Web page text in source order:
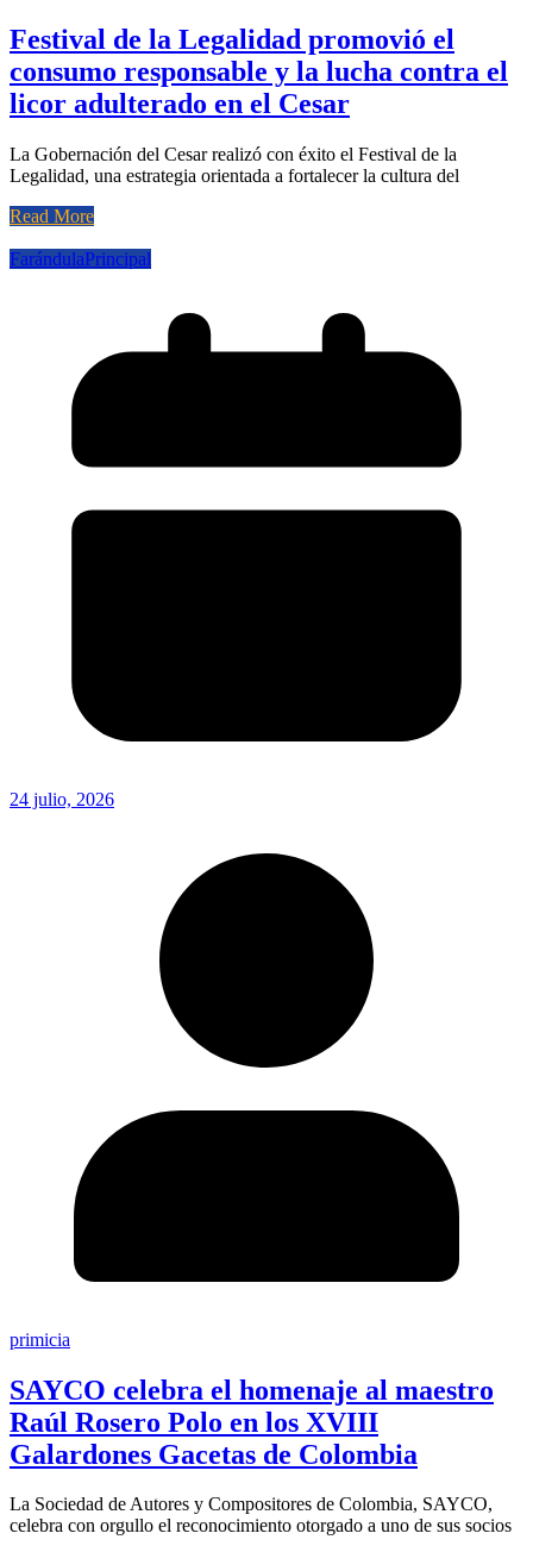
Festival de la Legalidad promovió el
consumo responsable y la lucha contra el
licor adulterado en el Cesar
La Gobernación del Cesar realizó con éxito el Festival de la
Legalidad, una estrategia orientada a fortalecer la cultura del
Read More
FarándulaPrincipal
24 julio, 2026
primicia
SAYCO celebra el homenaje al maestro
Raúl Rosero Polo en los XVIII
Galardones Gacetas de Colombia
La Sociedad de Autores y Compositores de Colombia, SAYCO,
celebra con orgullo el reconocimiento otorgado a uno de sus socios